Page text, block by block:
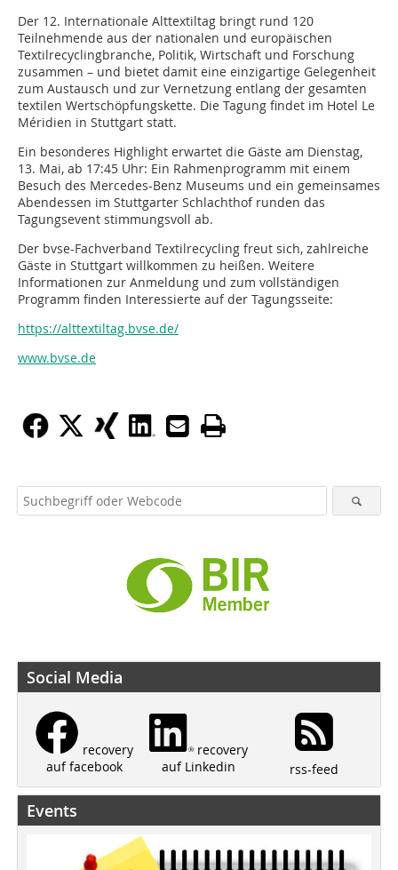
Der 12. Internationale Alttextiltag bringt rund 120
Teilnehmende aus der nationalen und europäischen
Textilrecyclingbranche, Politik, Wirtschaft und Forschung
zusammen – und bietet damit eine einzigartige Gelegenheit
zum Austausch und zur Vernetzung entlang der gesamten
textilen Wertschöpfungskette. Die Tagung findet im Hotel Le
Méridien in Stuttgart statt.
Ein besonderes Highlight erwartet die Gäste am Dienstag,
13. Mai, ab 17:45 Uhr: Ein Rahmenprogramm mit einem
Besuch des Mercedes-Benz Museums und ein gemeinsames
Abendessen im Stuttgarter Schlachthof runden das
Tagungsevent stimmungsvoll ab.
Der bvse-Fachverband Textilrecycling freut sich, zahlreiche
Gäste in Stuttgart willkommen zu heißen. Weitere
Informationen zur Anmeldung und zum vollständigen
Programm finden Interessierte auf der Tagungsseite:
https://alttextiltag.bvse.de/
www.bvse.de
Social Media
recovery
auf facebook
recovery
auf Linkedin
rss-feed
Events